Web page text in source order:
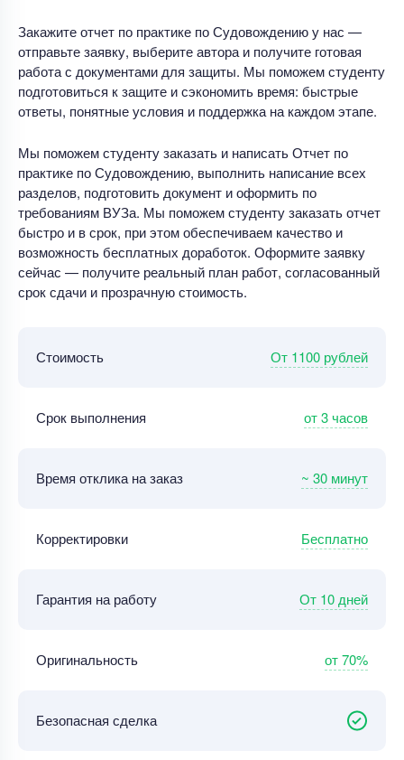
Закажите отчет по практике по Судовождению у нас —
отправьте заявку, выберите автора и получите готовая
работа с документами для защиты. Мы поможем студенту
подготовиться к защите и сэкономить время: быстрые
ответы, понятные условия и поддержка на каждом этапе.
Мы поможем студенту заказать и написать Отчет по
практике по Судовождению, выполнить написание всех
разделов, подготовить документ и оформить по
требованиям ВУЗа. Мы поможем студенту заказать отчет
быстро и в срок, при этом обеспечиваем качество и
возможность бесплатных доработок. Оформите заявку
сейчас — получите реальный план работ, согласованный
срок сдачи и прозрачную стоимость.
Стоимость От 1100 рублей
Срок выполнения от 3 часов
Время отклика на заказ ~ 30 минут
Корректировки Бесплатно
Гарантия на работу От 10 дней
Оригинальность от 70%
Безопасная сделка